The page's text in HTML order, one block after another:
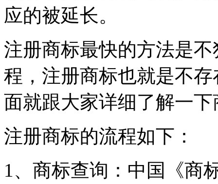
应的被延长。
注册商标最快的方法是
程，注册商标也就是不
面就跟大家详细了解一
注册商标的流程如下：
1、商标查询：中国《商